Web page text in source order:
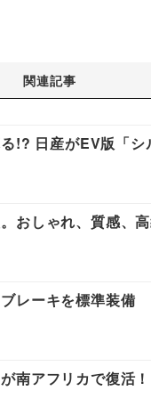
関連記事
!? 日産がEV版「シ
おしゃれ、質感、
レーキを標準装備
南アフリカで復活！